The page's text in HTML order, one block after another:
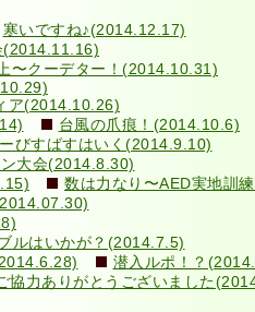
寒いですね♪(2014.12.17)
(2014.11.16)
〜クーデター！(2014.10.31)
ア(2014.10.26)
台風の爪痕！(2014.10.6)
びすばすはいく(2014.9.10)
大会(2014.8.30)
数は力なり〜AED実地訓
ルはいかが？(2014.7.5)
潜入ルポ！？
協力ありがとうございました